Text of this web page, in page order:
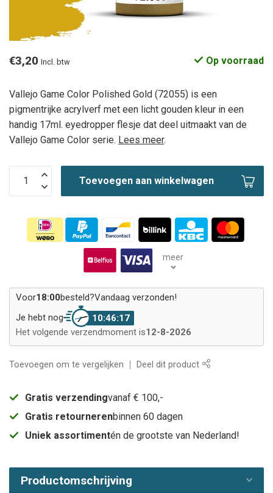
€3,20 Incl. btw Op voorraad
Vallejo Game Color Polished Gold (72055) is een
pigmentrijke acrylverf met een licht gouden kleur in een
handig 17ml. eyedropper flesje dat deel uitmaakt van de
Vallejo Game Color serie. Lees meer.
Toevoegen aan winkelwagen
meer
Voor18:00besteld?Vandaag verzonden!
Je hebt nog
10:46:17
Het volgende verzendmoment is12-8-2026
Toevoegen om te vergelijken Deel dit product
Gratis verzendingvanaf € 100,-
Gratis retournerenbinnen 60 dagen
Uniek assortimentén de grootste van Nederland!
Productomschrijving